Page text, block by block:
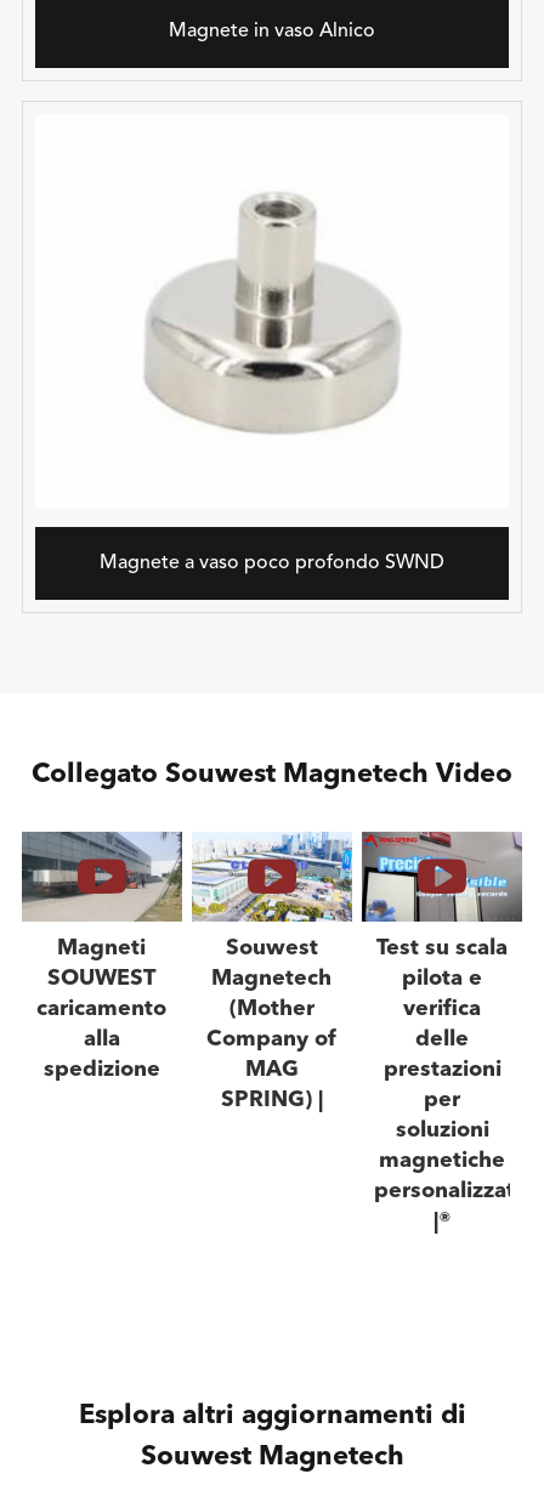
Magnete in vaso Alnico
Magnete a vaso poco profondo SWND
Collegato Souwest Magnetech Video
Magneti
SOUWEST
caricamento
alla
spedizione
Souwest
Magnetech
(Mother
Company of
MAG
SPRING) |
Test su scala
pilota e
verifica
delle
prestazioni
per
soluzioni
magnetiche
personalizzate
|®
Esplora altri aggiornamenti di
Souwest Magnetech